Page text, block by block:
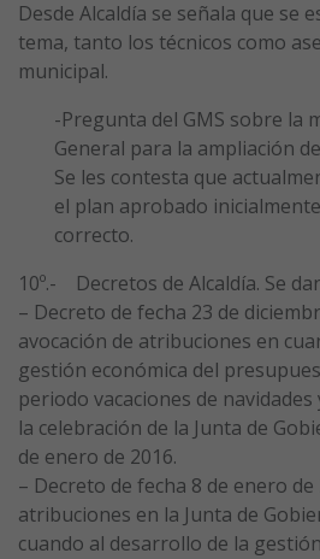
Desde Alcaldía se señala que se
tema, tanto los técnicos como
municipal.
-Pregunta del GMS sobre la
General para la ampliación
Se les contesta que
el plan aprobado
correcto.
10º.- Decretos de Alcaldía. Se
– Decreto de fecha 23 de
avocación de atribuciones en
gestión económica del
periodo vacaciones de
la celebración de la Junta de
de enero de 2016.
– Decreto de fecha 8 de enero
atribuciones en la Junta de
cuando al desarrollo de la